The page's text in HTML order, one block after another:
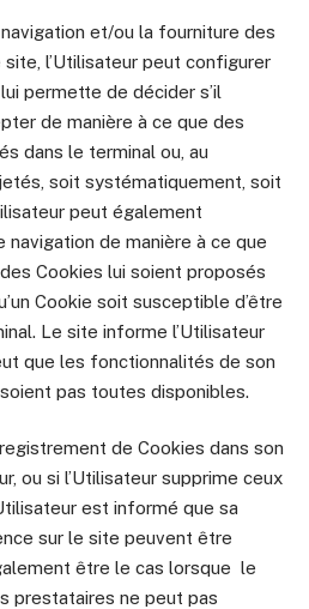
et/ou la fourniture des
l’Utilisateur peut configurer
permette de décider s’il
de manière à ce que des
dans le terminal ou, au
soit systématiquement, soit
peut également
de manière à ce que
Cookies lui soient proposés
Cookie soit susceptible d’être
Le site informe l’Utilisateur
que les fonctionnalités de son
pas toutes disponibles.
de Cookies dans son
ou si l’Utilisateur supprime ceux
est informé que sa
sur le site peuvent être
être le cas lorsque le
prestataires ne peut pas